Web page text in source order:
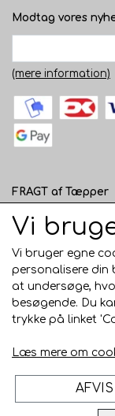
Modtag vores
(mere information)
FRAGT af Tæpper
1 - 120 cm bred -
hjemmelevering
121 - 200 cm bred
Over 200 cm bred
AFHENTNING I
Vi
Vi bruger egne
personalisere din
at undersøge,
besøgende. Du
trykke på linket
Læs mere om
AFVIS